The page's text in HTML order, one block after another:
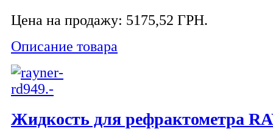
Цена на продажу: 5175,52 ГРН.
Описание товара
Жидкость для рефрактометра